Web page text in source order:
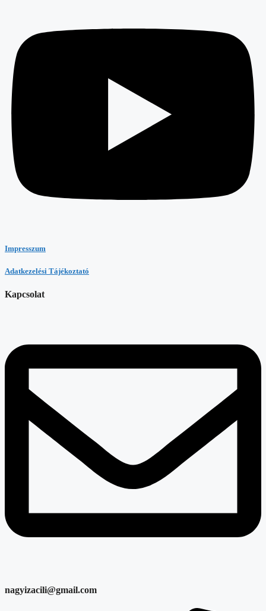
Impresszum
Adatkezelési Tájékoztató
Kapcsolat
nagyizacili@gmail.com